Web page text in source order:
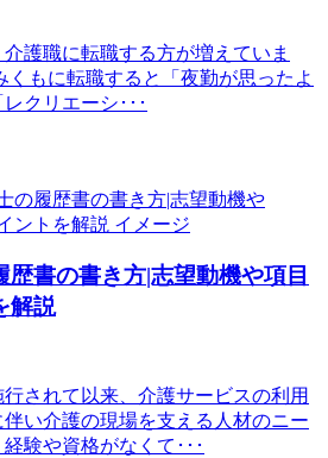
護職に転職する方が増えていま
くもに転職すると「夜勤が思ったよ
クリエーシ･･･
歴書の書き方|志望動機や項目
解説
されて以来、介護サービスの利用
い介護の現場を支える人材のニー
験や資格がなくて･･･